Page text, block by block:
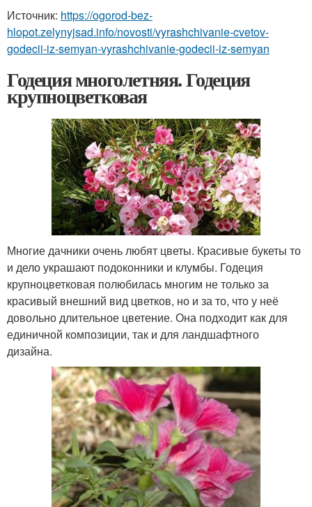
Источник: https://ogorod-bez-
hlopot.zelynyjsad.info/novosti/vyrashchivanie-cvetov-
godecii-iz-semyan-vyrashchivanie-godecii-iz-semyan
Годеция многолетняя. Годеция
крупноцветковая
Многие дачники очень любят цветы. Красивые букеты то
и дело украшают подоконники и клумбы. Годеция
крупноцветковая полюбилась многим не только за
красивый внешний вид цветков, но и за то, что у неё
довольно длительное цветение. Она подходит как для
единичной композиции, так и для ландшафтного
дизайна.